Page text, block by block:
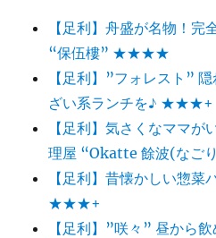
【足利】舟盛が名物！完
“保伍樓” ★★★★
【足利】”フォレスト”
ざい系ランチを♪ ★★★+
【足利】気さくなママ
理屋 “Okatte 餘波(な
【足利】昔懐かしい惣菜
★★★+
【足利】”咲々” 昼から